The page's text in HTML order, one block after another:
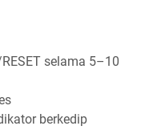
selama 5–10
berkedip